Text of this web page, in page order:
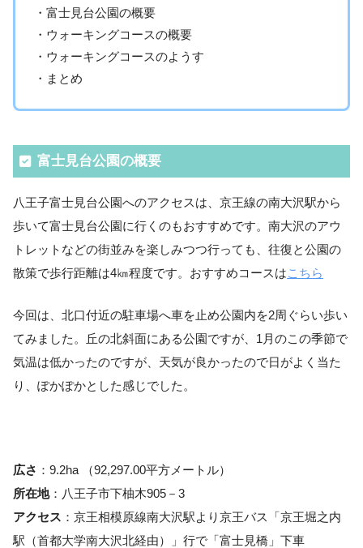
・富士見台公園の概要
・ウォーキングコースの概要
・ウォーキングコースのようす
・まとめ
富士見台公園の概要
八王子富士見台公園へのアクセスは、京王線の南大沢駅から
歩いて富士見台公園に行くのもおすすめです。南大沢のアウ
トレットなどの街並みを楽しみつつ行っても、往復と公園の
散策で歩行距離は4㎞程度です。おすすめコースはこちら
今回は、北口付近の駐車場へ車を止め公園内を2周ぐらい歩い
てみました。丘の北斜面にある公園ですが、1月のこの季節で
気温は低かったのですが、天気が良かったので日がよく当た
り、ぽかぽかとした感じでした。
広さ ：9.2ha （92,297.00平方メートル）
所在地：八王子市下柚木905－3
アクセス ：京王相模原線南大沢駅より京王バス「京王堀之内
駅（首都大学南大沢北経由）」行で「富士見橋」下車